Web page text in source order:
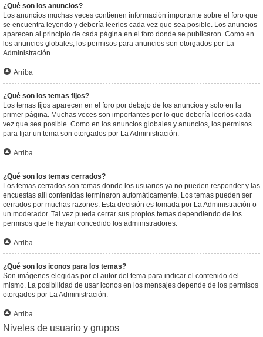
¿Qué son los anuncios?
Los anuncios muchas veces contienen información importante sobre el foro que
se encuentra leyendo y debería leerlos cada vez que sea posible. Los anuncios
aparecen al principio de cada página en el foro donde se publicaron. Como en
los anuncios globales, los permisos para anuncios son otorgados por La
Administración.
Arriba
¿Qué son los temas fijos?
Los temas fijos aparecen en el foro por debajo de los anuncios y solo en la
primer página. Muchas veces son importantes por lo que debería leerlos cada
vez que sea posible. Como en los anuncios globales y anuncios, los permisos
para fijar un tema son otorgados por La Administración.
Arriba
¿Qué son los temas cerrados?
Los temas cerrados son temas donde los usuarios ya no pueden responder y las
encuestas allí contenidas terminaron automáticamente. Los temas pueden ser
cerrados por muchas razones. Esta decisión es tomada por La Administración o
un moderador. Tal vez pueda cerrar sus propios temas dependiendo de los
permisos que le hayan concedido los administradores.
Arriba
¿Qué son los iconos para los temas?
Son imágenes elegidas por el autor del tema para indicar el contenido del
mismo. La posibilidad de usar iconos en los mensajes depende de los permisos
otorgados por La Administración.
Arriba
Niveles de usuario y grupos